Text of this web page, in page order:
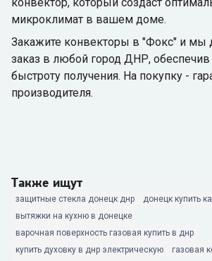
микроклимат в вашем доме.
Закажите конвекторы в "Фокс" и мы
заказ в любой город ДНР, обеспечив
быстроту получения. На покупку -
производителя.
Также ищут
защитные стекла донецк днр
донецк купить
вытяжки на кухню в донецке
варочная поверхность газовая купить в днр
купить духовку в днр электрическую
газовая